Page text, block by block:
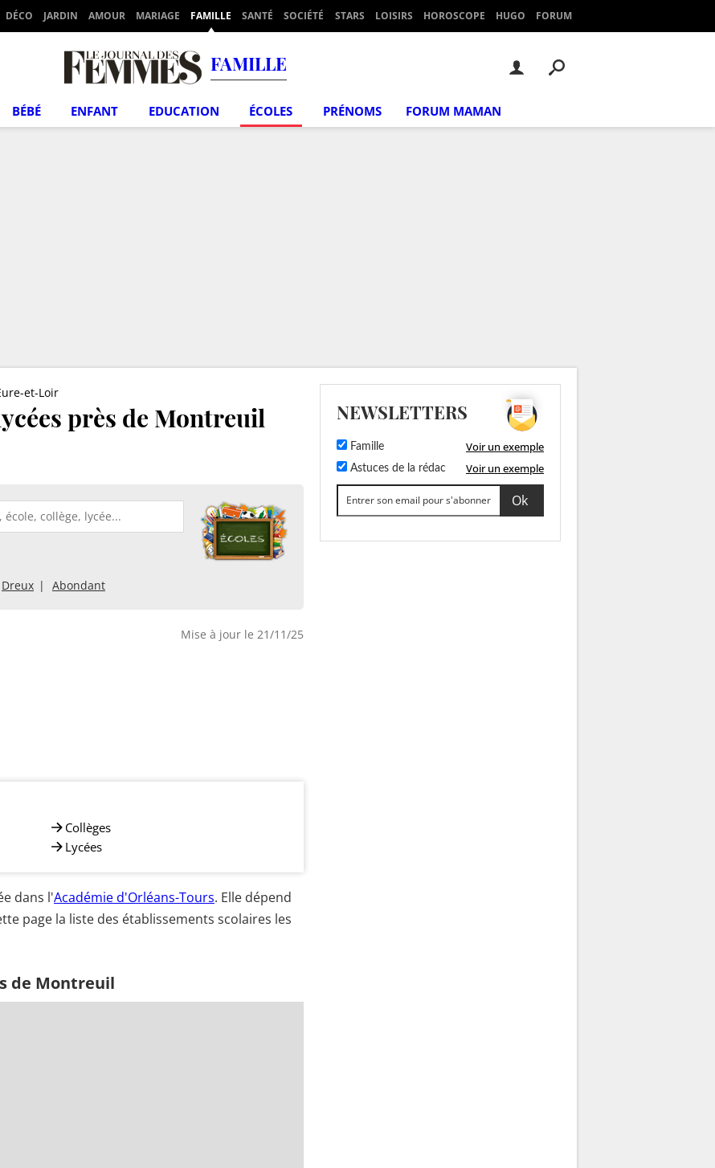
DÉCO JARDIN AMOUR MARIAGE FAMILLE SANTÉ SOCIÉTÉ STARS LOISIRS HOROSCOPE HUGO FORUM
FAMILLE
BÉBÉ ENFANT EDUCATION ÉCOLES PRÉNOMS FORUM MAMAN
et-Loir
près de Montreuil
Dreux Abondant
Mise à jour le 21/11/25
Collèges
Lycées
dans l'Académie d'Orléans-Tours. Elle dépend
page la liste des établissements scolaires les
de Montreuil
NEWSLETTERS
Famille Voir un exemple
Astuces de la rédac Voir un exemple